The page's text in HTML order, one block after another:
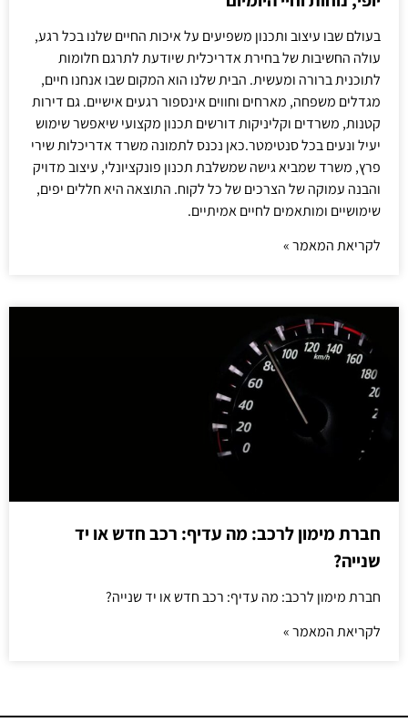
בעולם שבו עיצוב ותכנון משפיעים על איכות החיים שלנו בכל רגע,
עולה החשיבות של בחירת אדריכלית שיודעת לתרגם חלומות
לתוכנית ברורה ומעשית. הבית שלנו הוא המקום שבו אנחנו חיים,
מגדלים משפחה, מארחים וחווים אינספור רגעים אישיים. גם דירות
קטנות, משרדים וקליניקות דורשים תכנון מקצועי שיאפשר שימוש
יעיל ונעים בכל סנטימטר.כאן נכנס לתמונה משרד אדריכלות שירי
פרץ, משרד שמביא גישה שמשלבת תכנון פונקציונלי, עיצוב מדויק
והבנה עמוקה של הצרכים של כל לקוח. התוצאה היא חללים יפים,
שימושיים ומותאמים לחיים אמיתיים.
לקריאת המאמר »
חברת מימון לרכב: מה עדיף: רכב חדש או יד
שנייה?
חברת מימון לרכב: מה עדיף: רכב חדש או יד שנייה?
לקריאת המאמר »